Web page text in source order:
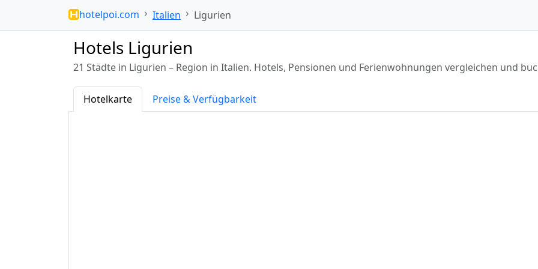
hotelpoi.com Italien Ligurien
Hotels Ligurien
21 Städte in Ligurien – Region in Italien. Hotels, Pensionen und Ferienwohnungen vergleichen und
Hotelkarte Preise & Verfügbarkeit